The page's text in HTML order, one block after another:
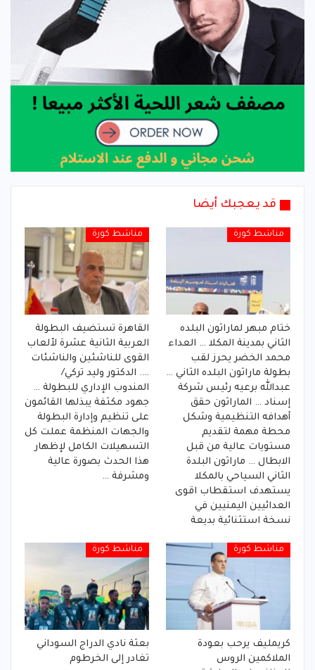
قد يعجبك أيضا
مناشط كورة
ختام مبهر لماراثون البلده
الثاني بمدينة المكلا … العداء
محمد الخضر يحرز لقب
بطولة ماراثون البلده الثاني …
عبدالله برعيه رئيس شركة
إسناد … الماراثون حقق
أهدافه التنظيمية وشكل
محطة مهمة لتقديم
مستويات عالية من قبل
الابطال … ماراثون البلدة
الثاني السياحي بالمكلا
يستهدف استقطاب اقوى
العدائيين اليمنيين في
نسخة استثنائية بديعة
مناشط كورة
القاهرة تستضيف البطولة
العربية الثانية عشرة لألعاب
القوى للناشئين والناشئات
…. الدكتور وليد تركي/
المندوب الإداري للبطولة …
جهود مكثفة يبذلها القائمون
على تنظيم وإدارة البطولة
والجهات المنظمة عملت كل
التسهيلات الكامل لإظهار
هذا الحدث بصورة عالية
ومشرفة …
مناشط كورة
كريمليف يرحب بعودة
الملاكمين الروس
مناشط كورة
بعثة نادي الدراج السوداني
تغادر إلى الخرطوم